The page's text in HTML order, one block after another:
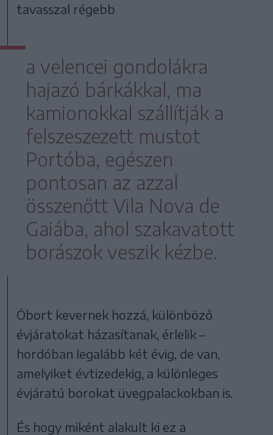
tavasszal régebb
a velencei gondolákra
hajazó bárkákkal, ma
kamionokkal szállítják a
felszeszezett mustot
Portóba, egészen
pontosan az azzal
összenőtt Vila Nova de
Gaiába, ahol szakavatott
borászok veszik kézbe.
Óbort kevernek hozzá, különböző
évjáratokat házasítanak, érlelik –
hordóban legalább két évig, de van,
amelyiket évtizedekig, a különleges
évjáratú borokat üvegpalackokban is.
És hogy miként alakult ki ez a